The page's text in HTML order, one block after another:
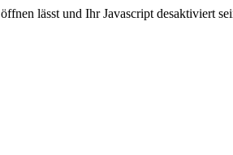
lässt und Ihr Javascript desaktiviert